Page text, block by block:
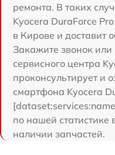
ремонта. В таких
Kyocera DuraForce
в Кирове и доставит
Закажите звонок
сервисного центра
проконсультирует и
смартфона Kyocera
по нашей статистике
наличии запчастей.